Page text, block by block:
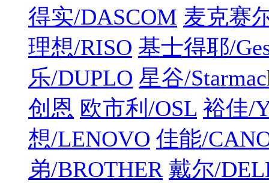
得实/DASCOM 麦克赛
理想/RISO 基士得耶/
乐/DUPLO 星谷/
创恩 欧市利/OSL 裕佳/
想/LENOVO 佳能/
弟/BROTHER 戴尔/